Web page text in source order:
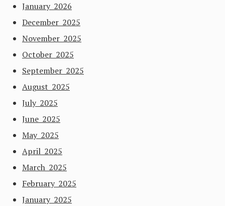
January 2026
December 2025
November 2025
October 2025
September 2025
August 2025
July 2025
June 2025
May 2025
April 2025
March 2025
February 2025
January 2025